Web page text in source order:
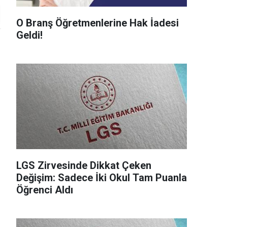
O Branş Öğretmenlerine Hak İadesi
Geldi!
LGS Zirvesinde Dikkat Çeken
Değişim: Sadece İki Okul Tam Puanla
Öğrenci Aldı